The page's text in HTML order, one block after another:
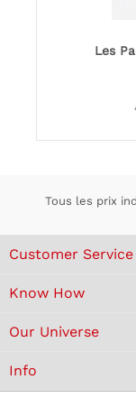
Les
Tous les prix
Customer Service
Know How
Our Universe
Info